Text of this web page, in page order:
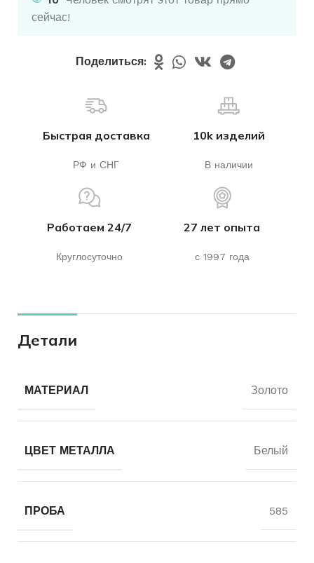
сейчас!
Поделиться:
Быстрая доставка
РФ и СНГ
10k изделий
В наличии
Работаем 24/7
Круглосуточно
27 лет опыта
с 1997 года
Детали
МАТЕРИАЛ Золото
ЦВЕТ МЕТАЛЛА Белый
ПРОБА 585